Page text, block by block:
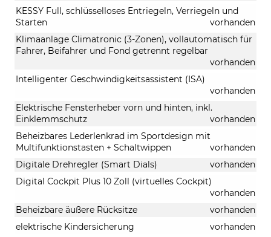
KESSY Full, schlüsselloses Entriegeln, Verriegeln und
Starten
vorhanden
Klimaanlage Climatronic (3-Zonen), vollautomatisch für
Fahrer, Beifahrer und Fond getrennt regelbar
vorhanden
Intelligenter Geschwindigkeitsassistent (ISA)
vorhanden
Elektrische Fensterheber vorn und hinten, inkl.
Einklemmschutz
vorhanden
Beheizbares Lederlenkrad im Sportdesign mit
Multifunktionstasten + Schaltwippen
vorhanden
Digitale Drehregler (Smart Dials)
vorhanden
Digital Cockpit Plus 10 Zoll (virtuelles Cockpit)
vorhanden
Beheizbare äußere Rücksitze
vorhanden
elektrische Kindersicherung
vorhanden